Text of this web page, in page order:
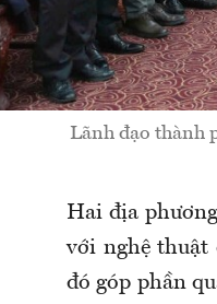
Lãnh đạo thành
Hai địa
với nghệ thuật
đó góp phần